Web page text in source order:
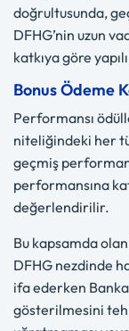
doğrultusunda,
DFHG’nin uzun
katkıya göre
Bonus Ödeme
Performansı
niteliğindeki her
geçmiş
performansına
değerlendirilir.
Bu kapsamda
DFHG nezdinde
ifa ederken
gösterilmesini